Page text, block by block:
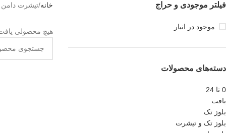
فیلتر موجودی و حراج
موجود در انبار
دسته‌های محصولات
0 تا 24
بافت
بلوز تک
بلوز تک و تیشرت
خانه تیشرت دامن
هیچ محصولی